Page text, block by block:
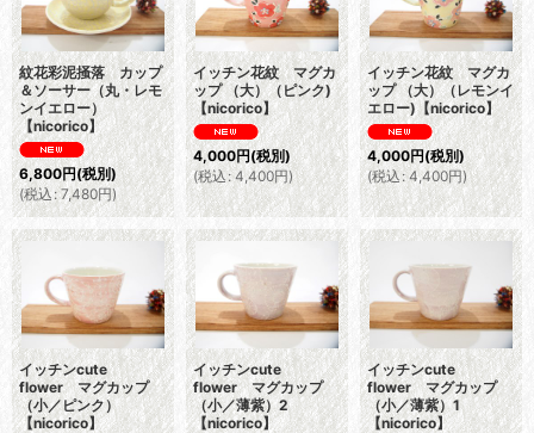
紋花彩泥掻落 カップ
＆ソーサー（丸・レモ
ンイエロー）
【nicorico】
6,800円(税別)
(税込 : 7,480円)
イッチン花紋 マグカ
ップ （大）（ピンク)
【nicorico】
4,000円(税別)
(税込: 4,400円)
イッチン花紋 マグカ
ップ （大）（レモンイ
エロー)【nicorico】
4,000円(税別)
(税込: 4,400円)
イッチンcute
flower マグカップ
（小／ピンク）
【nicorico】
イッチンcute
flower マグカップ
（小／薄紫）2
【nicorico】
イッチンcute
flower マグカップ
（小／薄紫）1
【nicorico】